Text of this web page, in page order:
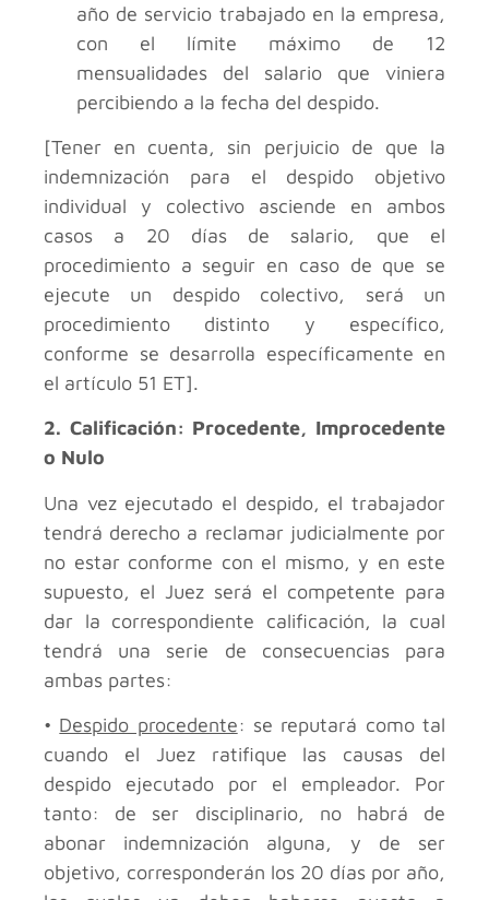
año de servicio trabajado en la empresa,
con el límite máximo de 12
mensualidades del salario que viniera
percibiendo a la fecha del despido.
[Tener en cuenta, sin perjuicio de que la
indemnización para el despido objetivo
individual y colectivo asciende en ambos
casos a 20 días de salario, que el
procedimiento a seguir en caso de que se
ejecute un despido colectivo, será un
procedimiento distinto y específico,
conforme se desarrolla específicamente en
el artículo 51 ET].
2. Calificación: Procedente, Improcedente
o Nulo
Una vez ejecutado el despido, el trabajador
tendrá derecho a reclamar judicialmente por
no estar conforme con el mismo, y en este
supuesto, el Juez será el competente para
dar la correspondiente calificación, la cual
tendrá una serie de consecuencias para
ambas partes:
• Despido procedente: se reputará como tal
cuando el Juez ratifique las causas del
despido ejecutado por el empleador. Por
tanto: de ser disciplinario, no habrá de
abonar indemnización alguna, y de ser
objetivo, corresponderán los 20 días por año,